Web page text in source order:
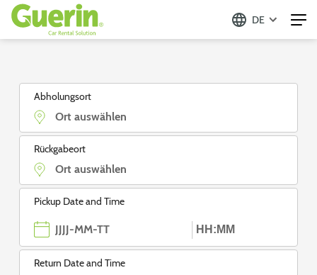
DE
Abholungsort
Rückgabeort
Pickup Date and Time
Return Date and Time